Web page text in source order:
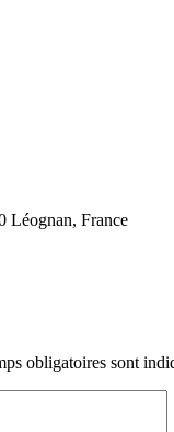
Léognan, France
obligatoires sont